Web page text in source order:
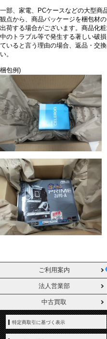
一部、家電、PCケースなどの大型商
観点から、商品パッケージを梱包材
出荷する場合がございます。商品化
中のトラブル等で発生する著しい破
ていると言う理由の場合、返品・交
い。
梱包例)
ご利用案内
法人営業部
中古買取
特定商取引に基づく表示